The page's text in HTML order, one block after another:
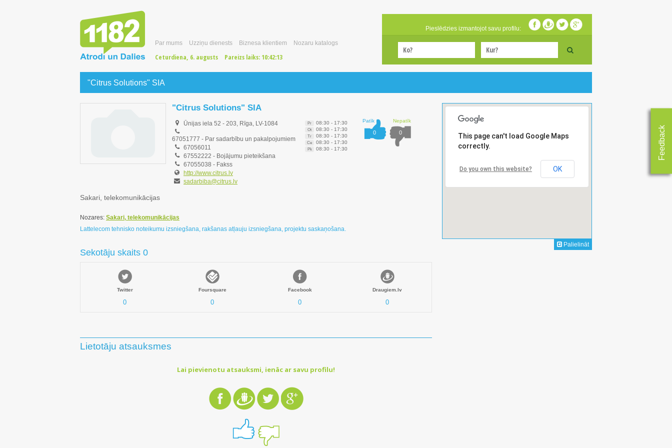
Par mums Uzziņu dienests Biznesa klientiem Nozaru katalogs
Ceturdiena, 6. augusts Pareizs laiks: 10:42:13
Pieslēdzies izmantojot savu profilu:
Feedback
"Citrus Solutions" SIA
"Citrus Solutions" SIA
Ūnijas iela 52 - 203, Rīga, LV-1084
67051777 - Par sadarbību un pakalpojumiem
67056011
67552222 - Bojājumu pieteikšana
67055038 - Fakss
http://www.citrus.lv
sadarbiba@citrus.lv
Pr 08:30 - 17:30
Ot 08:30 - 17:30
Tr 08:30 - 17:30
Ce 08:30 - 17:30
Pk 08:30 - 17:30
Patīk
0
Nepatīk
0
Sakari, telekomunikācijas
Nozares: Sakari, telekomunikācijas
Lattelecom tehnisko noteikumu izsniegšana, rakšanas atļauju izsniegšana, projektu saskaņošana.
Sekotāju skaits 0
Twitter
0
Foursquare
0
Facebook
0
Draugiem.lv
0
Lietotāju atsauksmes
Lai pievienotu atsauksmi, ienāc ar savu profilu!
This page can't load Google Maps
correctly.
Do you own this website? OK
Palielināt